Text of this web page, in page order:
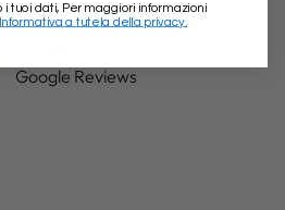
Google Reviews
tuoi dati, Per maggiori informazioni
Informativa a tutela della privacy.